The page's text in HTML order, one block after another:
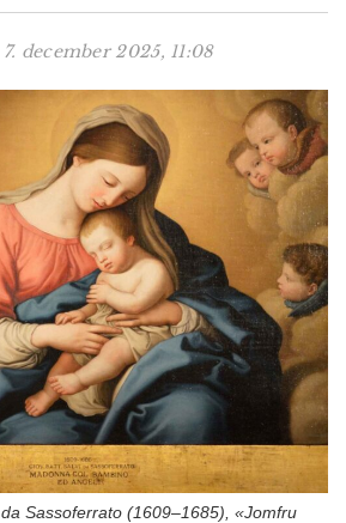
i
o
7. december 2025, 11:08
Sassoferrato (1609–1685), «Jomfru